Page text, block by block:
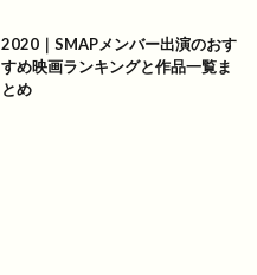
2020｜SMAPメンバー出演のおす
すめ映画ランキングと作品一覧ま
とめ